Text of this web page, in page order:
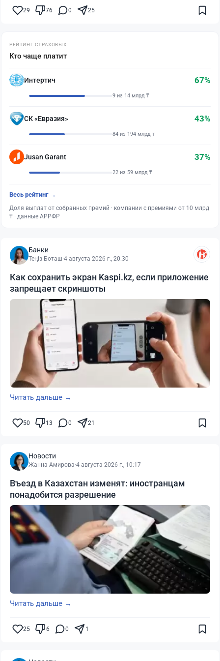
29 76 0 25
РЕЙТИНГ СТРАХОВЫХ
Кто чаще платит
Интертич 67%
9 из 14 млрд ₸
СК «Евразия» 43%
84 из 194 млрд ₸
Jusan Garant 37%
22 из 59 млрд ₸
Весь рейтинг →
Доля выплат от собранных премий · компании с премиями от 10 млрд
₸ · данные АРРФР
Банки
Теңіз Боташ·4 августа 2026 г., 20:30
Как сохранить экран Kaspi.kz, если приложение
запрещает скриншоты
Читать дальше →
50 13 0 21
Новости
Жанна Амирова·4 августа 2026 г., 10:17
Въезд в Казахстан изменят: иностранцам
понадобится разрешение
Читать дальше →
25 6 0 1